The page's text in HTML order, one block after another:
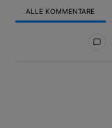
ALLE KOMMENTARE